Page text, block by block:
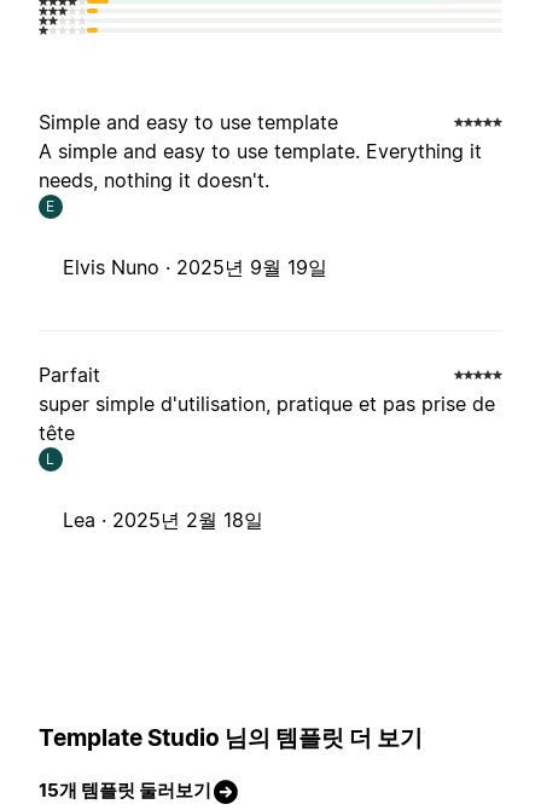
Simple and easy to use template
A simple and easy to use template. Everything it
needs, nothing it doesn't.
E
Elvis Nuno · 2025년 9월 19일
Parfait
super simple d'utilisation, pratique et pas prise de
tête
L
Lea · 2025년 2월 18일
Template Studio 님의 템플릿 더 보기
15개 템플릿 둘러보기